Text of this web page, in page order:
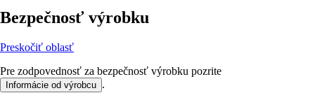
Bezpečnosť výrobku
Preskočiť oblasť
Pre zodpovednosť za bezpečnosť výrobku pozrite
Informácie od výrobcu .